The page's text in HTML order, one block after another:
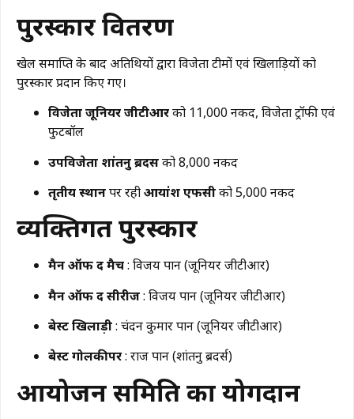
पुरस्कार वितरण
खेल समाप्ति के बाद अतिथियों द्वारा विजेता टीमों एवं खिलाड़ियों को
पुरस्कार प्रदान किए गए।
विजेता जूनियर जीटीआरको ₹11,000 नकद, विजेता ट्रॉफी एवं
फुटबॉल
उपविजेता शांतनु ब्रदर्सको ₹8,000 नकद
तृतीय स्थानपर रहीआयांश एफसीको ₹5,000 नकद
व्यक्तिगत पुरस्कार
मैन ऑफ द मैच: विजय पान (जूनियर जीटीआर)
मैन ऑफ द सीरीज: विजय पान (जूनियर जीटीआर)
बेस्ट खिलाड़ी: चंदन कुमार पान (जूनियर जीटीआर)
बेस्ट गोलकीपर: राज पान (शांतनु ब्रदर्स)
आयोजन समिति का योगदान